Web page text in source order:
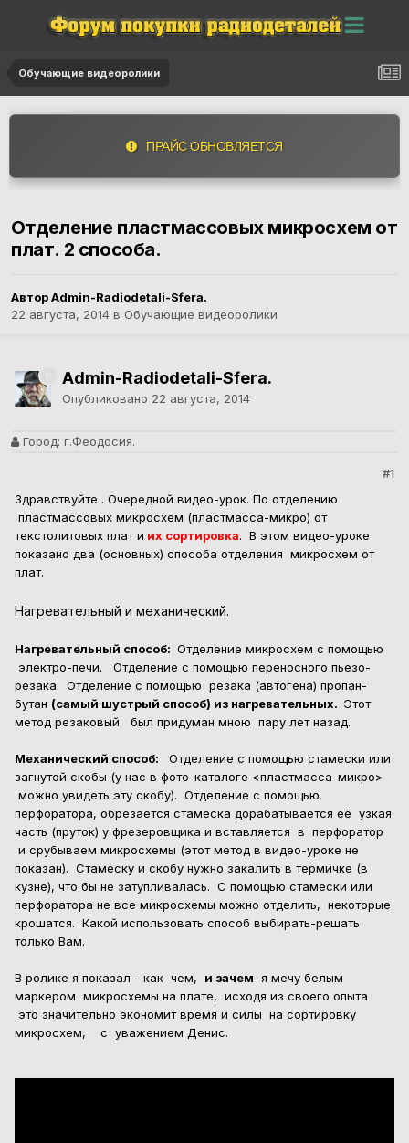
Обучающие видеоролики
ПРАЙС ОБНОВЛЯЕТСЯ
Отделение пластмассовых микросхем от
плат. 2 способа.
АвторAdmin-Radiodetali-Sfera.
22 августа, 2014 в Обучающие видеоролики
Admin-Radiodetali-Sfera.
Опубликовано 22 августа, 2014
Город: г.Феодосия.
#1
Здравствуйте . Очередной видео-урок. По отделению
пластмассовых микросхем (пластмасса-микро) от
текстолитовых плат и их сортировка. В этом видео-уроке
показано два (основных) способа отделения микросхем от
плат.
Нагревательный и механический.
Нагревательный способ: Отделение микросхем с помощью
электро-печи. Отделение с помощью переносного пьезо-
резака. Отделение с помощью резака (автогена) пропан-
бутан (самый шустрый способ) из нагревательных. Этот
метод резаковый был придуман мною пару лет назад.
Механический способ:
Отделение с помощью стамески или
загнутой скобы (у нас в фото-каталоге <пластмасса-микро>
можно увидеть эту скобу). Отделение с помощью
перфоратора, обрезается стамеска дорабатывается её узкая
часть (пруток) у фрезеровщика и вставляется в перфоратор
и срубываем микросхемы (этот метод в видео-уроке не
показан). Cтамеску и скобу нужно закалить в термичке (в
кузне), что бы не затупливалась. С помощью стамески или
перфоратора не все микросхемы можно отделить, некоторые
крошатся. Какой использовать способ выбирать-решать
только Вам.
В ролике я покaзал - как чем, и зачем я мечу белым
маркером микросхемы на плате, исходя из своего опыта
это значительно экономит время и силы на сортировку
микросхем, c уважением Денис.